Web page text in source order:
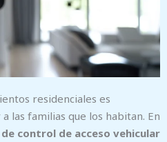
residenciales es
las familias que los habitan. En
control de acceso vehicular